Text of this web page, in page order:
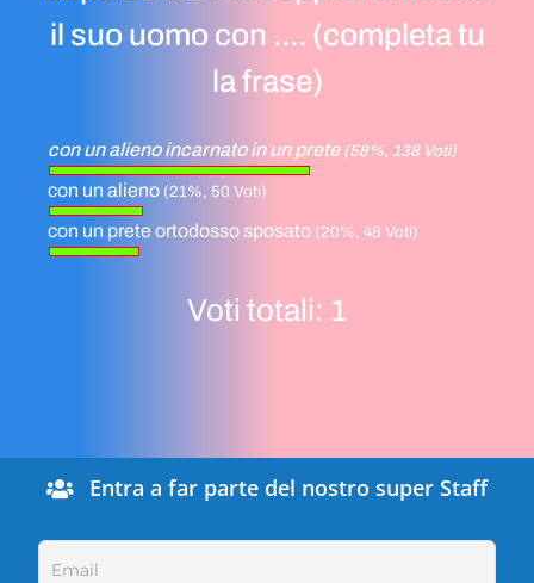
il suo uomo con .... (completa tu
la frase)
con un alieno incarnato in un prete (58%, 138 Voti)
con un alieno (21%, 50 Voti)
con un prete ortodosso sposato (20%, 48 Voti)
Voti totali: 1
Entra a far parte del nostro super Staff